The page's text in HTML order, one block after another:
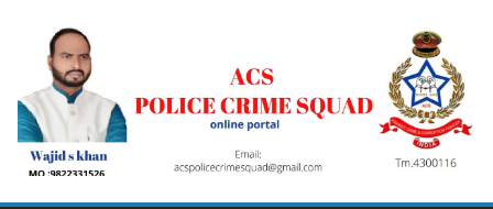
content